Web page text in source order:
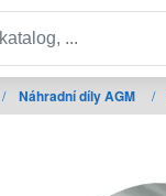
/ Náhradní díly AGM /